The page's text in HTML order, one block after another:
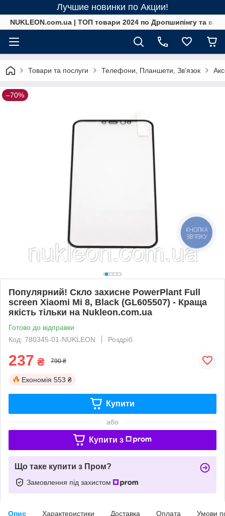
Лучшие новинки по Акции!
NUKLEON.com.ua | ТОП товари 2024 по Дропшипінгу та в
Товари та послуги Телефони, Планшети, Зв'язок
–70%
Популярний! Скло захисне PowerPlant Full
screen Xiaomi Mi 8, Black (GL605507) - Краща
якість тільки на Nukleon.com.ua
Готово до відправки
Код: 780345-01-NUKLEON
Роздріб
237 ₴ 790 ₴
Економія 553 ₴
Купити
або
Купити з
Що таке купити з Пром?
Замовлення під захистом
Опис Характеристики Доставка Оплата Умови
КНОПКА
ЗВ'ЯЗКУ